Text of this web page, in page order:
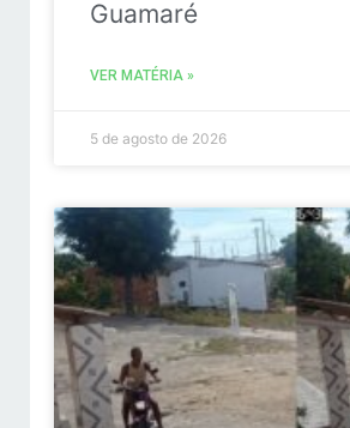
Guamaré
VER MATÉRIA »
5 de agosto de 2026